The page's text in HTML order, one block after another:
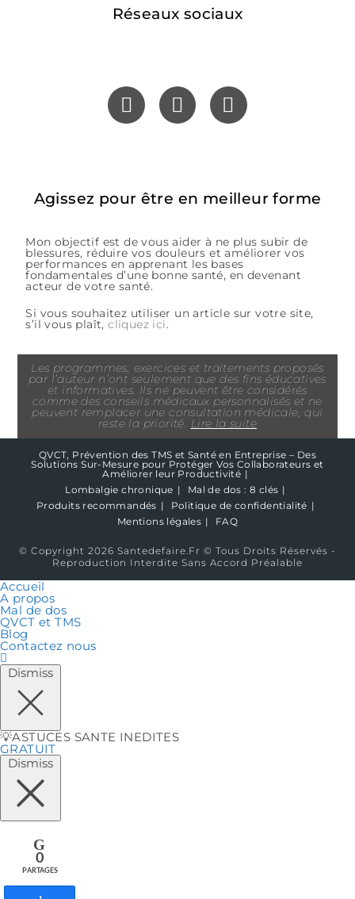
Réseaux sociaux
Agissez pour être en meilleur forme
Mon objectif est de vous aider à ne plus subir de
blessures, réduire vos douleurs et améliorer vos
performances en apprenant les bases
fondamentales d’une bonne santé, en devenant
acteur de votre santé.
Si vous souhaitez utiliser un article sur votre site,
s’il vous plaît,cliquez ici.
Les programmes, exercices et traitements proposés
par l’auteur n’ont seulement que des fins éducatives
et informatives. Ils ne peuvent être considérés
comme des conseils médicaux personnalisés et ne
peuvent remplacer une consultation médicale, qui
reste la priorité. Lire la suite
QVCT, Prévention des TMS et Santé en Entreprise – Des
Solutions Sur-Mesure pour Protéger Vos Collaborateurs et
Améliorer leur Productivité
Lombalgie chronique
Mal de dos : 8 clés
Produits recommandés
Politique de confidentialité
Mentions légales
FAQ
© Copyright 2026 Santedefaire.fr © Tous Droits Réservés -
Reproduction Interdite Sans Accord Préalable
Accueil
A propos
Mal de dos
QVCT et TMS
Blog
Contactez nous
Dismiss
💡ASTUCES SANTE INEDITES
GRATUIT
Dismiss
0
PARTAGES